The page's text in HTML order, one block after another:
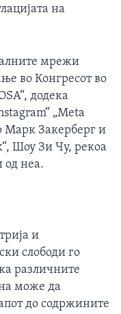
на
мрежи
во Конгресот во
додека
„Meta
Марк Закерберг и
Шоу Зи Чу, рекоа
од неа.
и
слободи го
различните
може да
до содржините